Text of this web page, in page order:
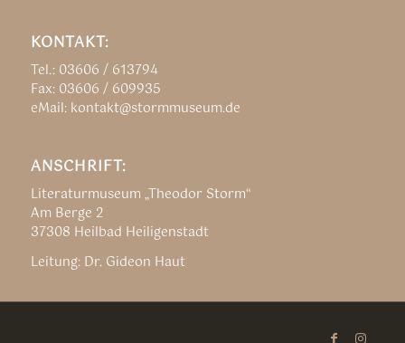
KONTAKT:
Tel.: 03606 / 613794
Fax: 03606 / 609935
eMail: kontakt@stormmuseum.de
ANSCHRIFT:
Literaturmuseum „Theodor Storm“
Am Berge 2
37308 Heilbad Heiligenstadt
Leitung: Dr. Gideon Haut